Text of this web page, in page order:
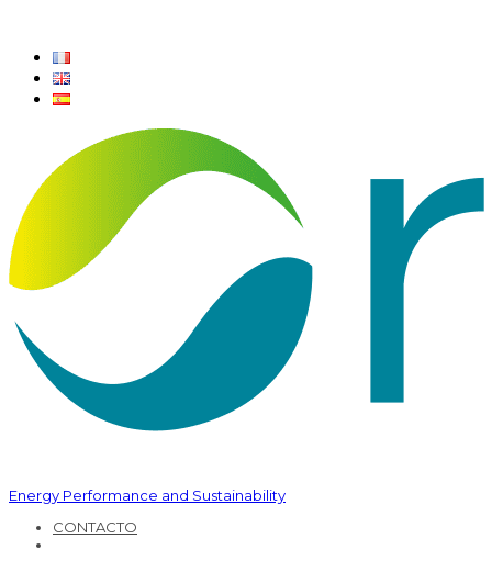
Energy Performance and Sustainability
CONTACTO